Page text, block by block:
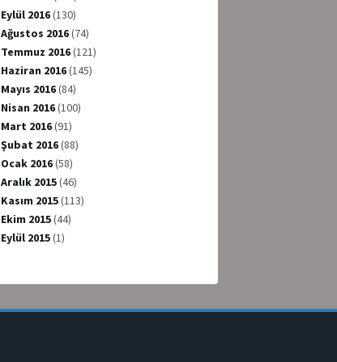
Eylül 2016(130)
Ağustos 2016(74)
Temmuz 2016(121)
Haziran 2016(145)
Mayıs 2016(84)
Nisan 2016(100)
Mart 2016(91)
Şubat 2016(88)
Ocak 2016(58)
Aralık 2015(46)
Kasım 2015(113)
Ekim 2015(44)
Eylül 2015(1)